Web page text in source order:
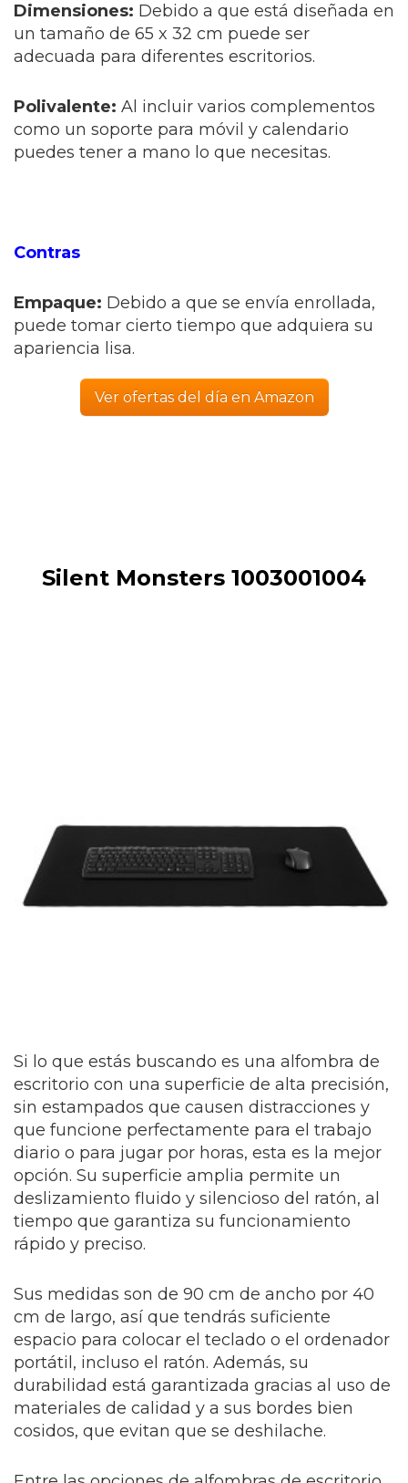
Dimensiones: Debido a que está diseñada en
un tamaño de 65 x 32 cm puede ser
adecuada para diferentes escritorios.
Polivalente: Al incluir varios complementos
como un soporte para móvil y calendario
puedes tener a mano lo que necesitas.
Contras
Empaque: Debido a que se envía enrollada,
puede tomar cierto tiempo que adquiera su
apariencia lisa.
Ver ofertas del día en Amazon
Silent Monsters 1003001004
Si lo que estás buscando es una alfombra de
escritorio con una superficie de alta precisión,
sin estampados que causen distracciones y
que funcione perfectamente para el trabajo
diario o para jugar por horas, esta es la mejor
opción. Su superficie amplia permite un
deslizamiento fluido y silencioso del ratón, al
tiempo que garantiza su funcionamiento
rápido y preciso.
Sus medidas son de 90 cm de ancho por 40
cm de largo, así que tendrás suficiente
espacio para colocar el teclado o el ordenador
portátil, incluso el ratón. Además, su
durabilidad está garantizada gracias al uso de
materiales de calidad y a sus bordes bien
cosidos, que evitan que se deshilache.